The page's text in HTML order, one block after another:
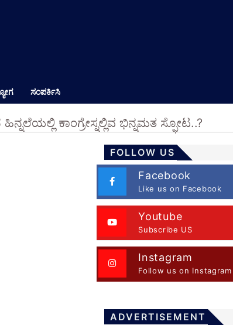
ಸಂಪರ್ಕಿಸಿ
ಹಿನ್ನಲೆಯಲ್ಲಿ ಕಾಂಗ್ರೇಸ್ನಲ್ಲಿವ ಭಿನ್ನಮತ ಸ್ಫೋಟ..?
FOLLOW US
Facebook
Like us on Facebook
Youtube
Subscribe US
Instagram
Follow us on Instagram
ADVERTISEMENT